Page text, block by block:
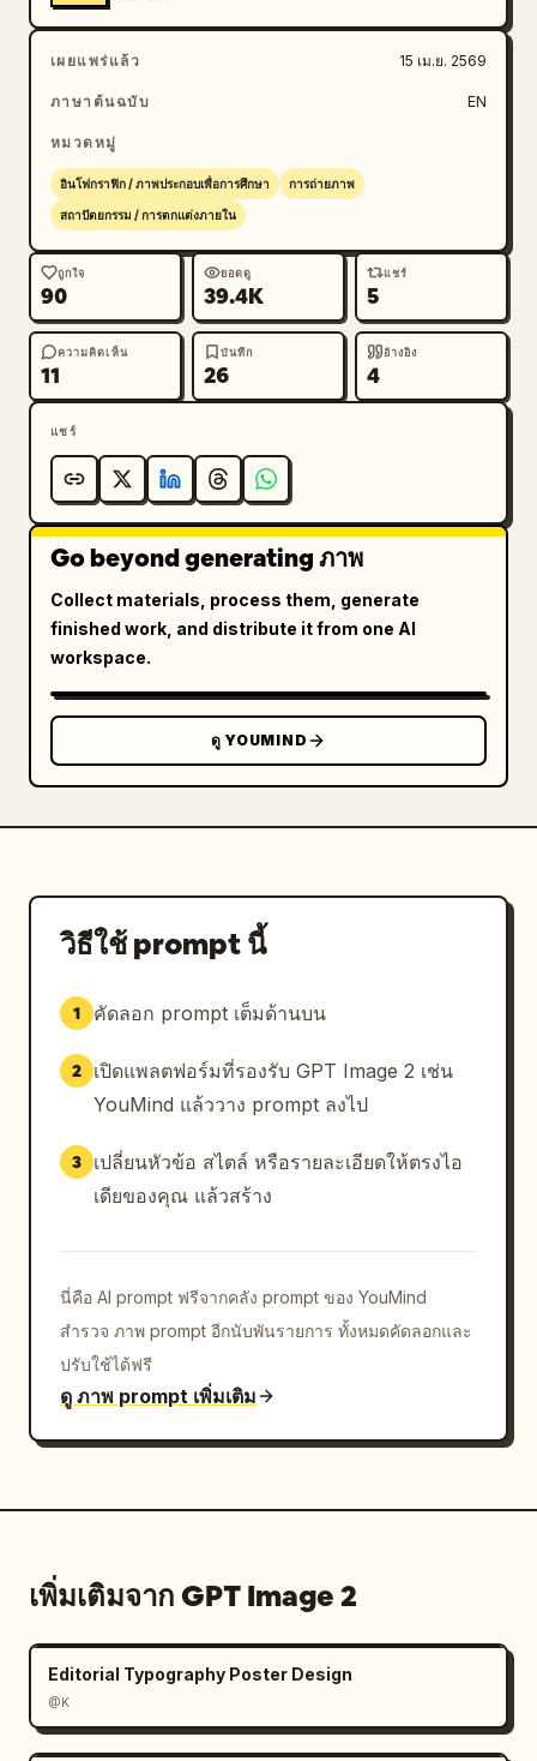
เผยแพร่แล้ว 15 เม.ย. 2569
ภาษาต้นฉบับ EN
หมวดหมู่
อินโฟกราฟิก / ภาพประกอบเพื่อการศึกษา การถ่ายภาพ
สถาปัตยกรรม / การตกแต่งภายใน
ถูกใจ
90
ยอดดู
39.4K
แชร์
5
ความคิดเห็น
11
บันทึก
26
อ้างอิง
4
แชร์
Go beyond generating ภาพ
Collect materials, process them, generate
finished work, and distribute it from one AI
workspace.
ดู YOUMIND
วิธีใช้ prompt นี้
1 คัดลอก prompt เต็มด้านบน
2
เปิดแพลตฟอร์มที่รองรับ GPT Image 2 เช่น
YouMind แล้ววาง prompt ลงไป
3
เปลี่ยนหัวข้อ สไตล์ หรือรายละเอียดให้ตรงไอ
เดียของคุณ แล้วสร้าง
นี่คือ AI prompt ฟรีจากคลัง prompt ของ YouMind
สำรวจ ภาพ prompt อีกนับพันรายการ ทั้งหมดคัดลอกและ
ปรับใช้ได้ฟรี
ดู ภาพ prompt เพิ่มเติม
เพิ่มเติมจาก GPT Image 2
Editorial Typography Poster Design
@K